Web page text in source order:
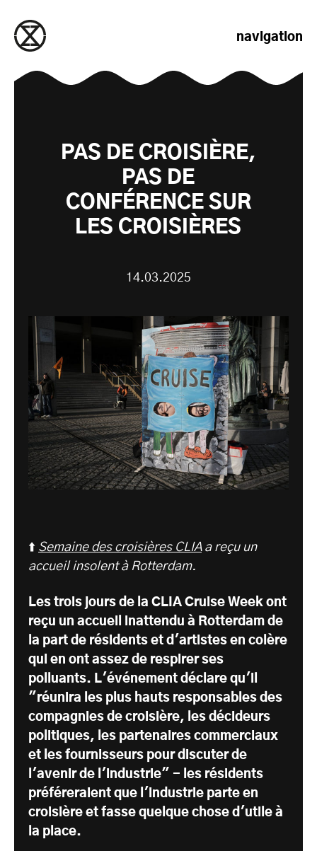
navigation
PAS DE CROISIÈRE,
PAS DE
CONFÉRENCE SUR
LES CROISIÈRES
14.03.2025
⬆️ Semaine des croisières CLIAa reçu un
accueil insolent à Rotterdam.
Les trois jours de la CLIA Cruise Week ont
reçu un accueil inattendu à Rotterdam de
la part de résidents et d'artistes en colère
qui en ont assez de respirer ses
polluants. L'événement déclare qu'il
"réunira les plus hauts responsables des
compagnies de croisière, les décideurs
politiques, les partenaires commerciaux
et les fournisseurs pour discuter de
l'avenir de l'industrie" - les résidents
préféreraient que l'industrie parte en
croisière et fasse quelque chose d'utile à
la place.